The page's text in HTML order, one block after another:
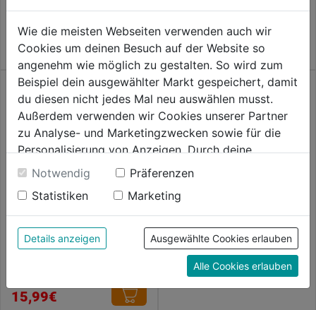
5
Sternen.
15,99€
Klemmgriff M8x33mm
m.verz.Bolzen,1Stk.
von
15,99€
0.0
von
5
Sternen.
17,59€
Wie die meisten Webseiten verwenden auch wir
Cookies um deinen Besuch auf der Website so
angenehm wie möglich zu gestalten. So wird zum
Beispiel dein ausgewählter Markt gespeichert, damit
du diesen nicht jedes Mal neu auswählen musst.
Außerdem verwenden wir Cookies unserer Partner
zu Analyse- und Marketingzwecken sowie für die
Personalisierung von Anzeigen. Durch deine
Einwilligung werden die Daten von Drittanbieter,
unter anderem auch in den USA, verarbeitet.
Durch Klick auf "Alle Cookies erlauben" stimmst du
der Verwendung aller Cookies zu. Unter "Details
anzeigen" findest du alle Infos zu den
unterschiedlichen Cookies, unter "Cookies
Konfigurieren" kannst du auswählen, welche Cookies
du zulassen möchtest und welche nicht.
Weitere Informationen findest du in unserer
Notwendig
Präferenzen
Statistiken
Marketing
Details anzeigen Ausgewählte Cookies erlauben
Alle Cookies erlauben